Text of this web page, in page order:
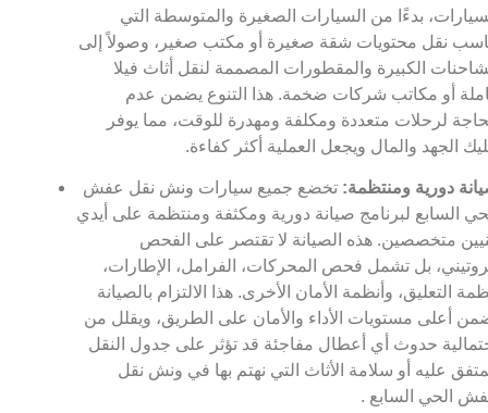
بدءًا من السيارات الصغيرة والمتوسطة التي
نقل محتويات شقة صغيرة أو مكتب صغير، وصولاً إلى
الكبيرة والمقطورات المصممة لنقل أثاث فيلا
أو مكاتب شركات ضخمة. هذا التنوع يضمن عدم
لرحلات متعددة ومكلفة ومهدرة للوقت، مما يوفر
الجهد والمال ويجعل العملية أكثر كفاءة.
دورية ومنتظمة: تخضع جميع سيارات ونش نقل عفش
السابع لبرنامج صيانة دورية ومكثفة ومنتظمة على أيدي
متخصصين. هذه الصيانة لا تقتصر على الفحص
بل تشمل فحص المحركات، الفرامل، الإطارات،
التعليق، وأنظمة الأمان الأخرى. هذا الالتزام بالصيانة
أعلى مستويات الأداء والأمان على الطريق، ويقلل من
حدوث أي أعطال مفاجئة قد تؤثر على جدول النقل
عليه أو سلامة الأثاث التي نهتم بها في ونش نقل
الحي السابع .